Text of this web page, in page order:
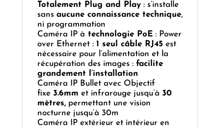
Totalement Plug and Play: s’installe
sans aucune connaissance technique,
ni programmation
Caméra IP à technologie PoE: Power
over Ethernet : 1 seul câble RJ45 est
nécessaire pour l’alimentation et la
récupération des images : facilite
grandement l’installation
Caméra IP Bullet avec Objectif
fixe 3.6mm et infrarouge jusqu’à 30
mètres,permettant une vision
nocturne jusqu’à 30m
Caméra IP extérieur et intérieur en